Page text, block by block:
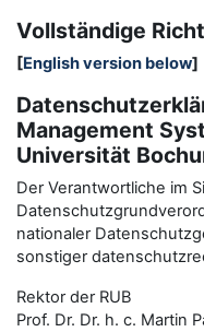
Vollständige
[English version below]
Management
Universität
Der Verantwortliche im
nationaler
sonstiger
Rektor der RUB
Prof. Dr. Dr. h. c. Martin